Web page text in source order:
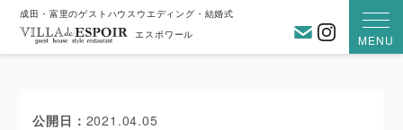
成田・富里のゲストハウスウエディング・結婚式
エスポワール
MENU
お問い合わ
公開日
2021.04.05